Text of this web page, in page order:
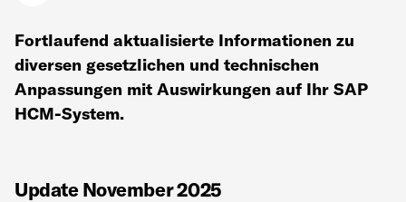
Fortlaufend aktualisierte Informationen zu
diversen gesetzlichen und technischen
Anpassungen mit Auswirkungen auf Ihr SAP
HCM-System.
Update November 2025